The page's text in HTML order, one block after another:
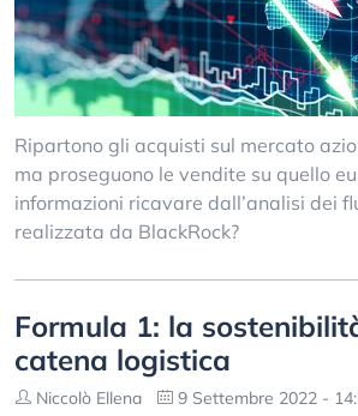
Ripartono gli acquisti sul mercato
ma proseguono le vendite su quello
informazioni ricavare dall’analisi dei
realizzata da BlackRock?
Formula 1: la
catena logistica
Niccolò Ellena 9 Settembre 2022 -